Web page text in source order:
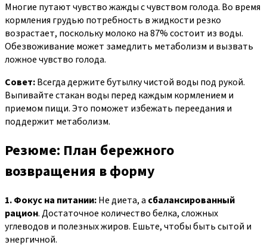
Многие путают чувство жажды с чувством голода. Во время
кормления грудью потребность в жидкости резко
возрастает, поскольку молоко на 87% состоит из воды.
Обезвоживание может замедлить метаболизм и вызвать
ложное чувство голода.
Совет:Всегда держите бутылку чистой воды под рукой.
Выпивайте стакан воды перед каждым кормлением и
приемом пищи. Это поможет избежать переедания и
поддержит метаболизм.
Резюме: План бережного
возвращения в форму
1. Фокус на питании:Не диета, а сбалансированный
рацион. Достаточное количество белка, сложных
углеводов и полезных жиров. Ешьте, чтобы быть сытой и
энергичной.